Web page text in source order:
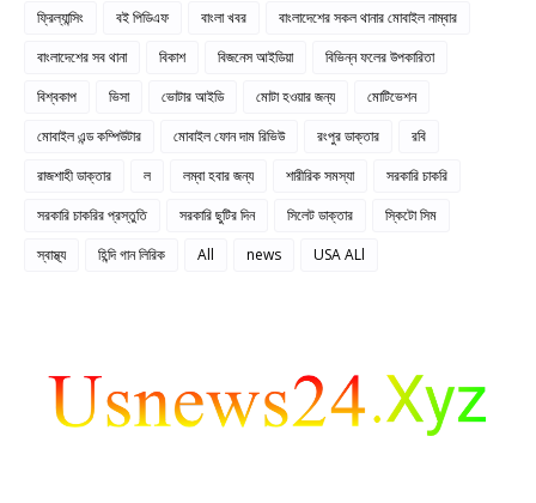
ফ্রিল্যান্সিং
বই পিডিএফ বাংলা খবর
বাংলাদেশের সকল থানার মোবাইল নাম্বার
বাংলাদেশের সব থানা
বিকাশ বিজনেস আইডিয়া
বিভিন্ন ফলের উপকারিতা
বিশ্বকাপ
ভিসা ভোটার আইডি মোটা হওয়ার জন্য
মোটিভেশন
মোবাইল এন্ড কম্পিউটার
মোবাইল ফোন দাম রিভিউ রংপুর ডাক্তার
রবি
রাজশাহী ডাক্তার
ল লম্বা হবার জন্য শারীরিক সমস্যা
সরকারি চাকরি
সরকারি চাকরির প্রস্তুতি
সরকারি ছুটির দিন সিলেট ডাক্তার
স্কিটো সিম
স্বাস্থ্য
হিন্দি গান লিরিক All news USA ALl